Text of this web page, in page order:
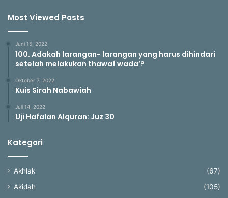
Most Viewed Posts
Juni 15, 2022
100. Adakah larangan- larangan yang harus dihindari
setelah melakukan thawaf wada’?
Oktober 7, 2022
Kuis Sirah Nabawiah
Juli 14, 2022
Uji Hafalan Alquran: Juz 30
Kategori
Akhlak
(67)
Akidah
(105)